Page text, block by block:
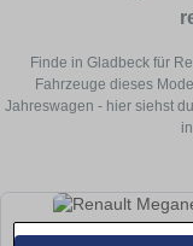
Finde in Gladbeck für
Fahrzeuge dieses
Jahreswagen - hier siehst